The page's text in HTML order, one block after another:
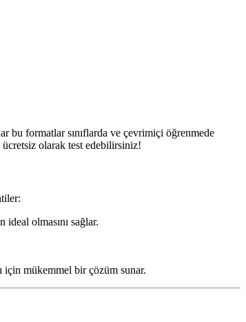
formatlar sınıflarda ve çevrimiçi öğrenmede
ücretsiz olarak test edebilirsiniz!
olmasını sağlar.
için mükemmel bir çözüm sunar.